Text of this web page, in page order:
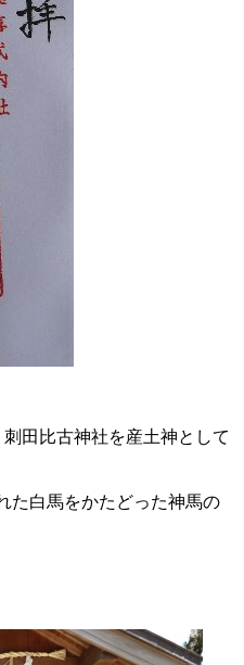
田比古神社を産土神として
た白馬をかたどった神馬の